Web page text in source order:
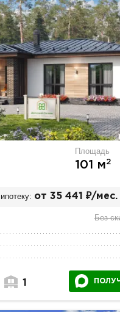
Площадь
101 м2
от 35 441 ₽/мес.
Без
1